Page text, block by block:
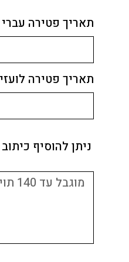
תאריך פטירה עברי
תאריך פטירה לועזי
ניתן להוסיף